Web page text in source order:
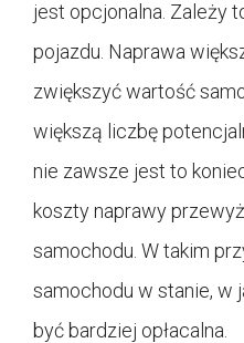
jest opcjonalna. Zależy
pojazdu. Naprawa
zwiększyć wartość
większą liczbę
nie zawsze jest to
koszty naprawy
samochodu. W takim
samochodu w stanie, w
być bardziej opłacalna.